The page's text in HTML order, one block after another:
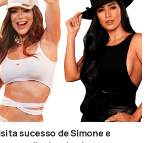
sucesso de Simone e